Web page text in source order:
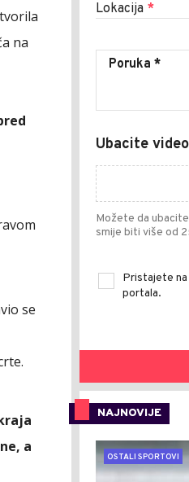
na
se
a
Lokacija *
Ubacite
Možete da
smije biti više od
Pristajete na
portala.
NAJNOVIJE
OSTALI SPORTOVI